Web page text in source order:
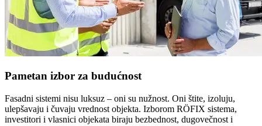
Pametan izbor za budućnost
Fasadni sistemi nisu luksuz – oni su nužnost. Oni štite, izoluju,
ulepšavaju i čuvaju vrednost objekta. Izborom RÖFIX sistema,
investitori i vlasnici objekata biraju bezbednost, dugovečnost i